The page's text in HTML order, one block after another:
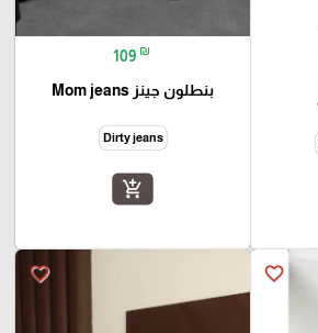
109 ₪
بنطلون جينز Mom jeans
Dirty jeans
add_shopping_cart
favorite_border
favorite_border